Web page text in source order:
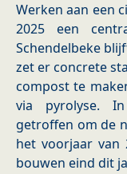
Werken aan een
2025 een
Schendelbeke
zet er concrete
compost te
via pyrolyse.
getroffen om de
het voorjaar van
bouwen eind dit